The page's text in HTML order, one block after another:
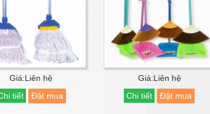
Giá:Liên hệ
tiết
Đặt mua
Giá:Liên hệ
Chi tiết
Đặt mua